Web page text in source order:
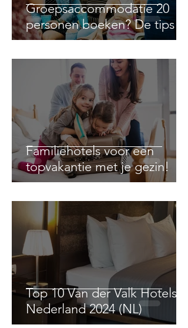
Groepsaccommodatie 20
personen boeken? De tips!
Familiehotels voor een
topvakantie met je gezin!
Top 10 Van der Valk Hotels
Nederland 2024 (NL)